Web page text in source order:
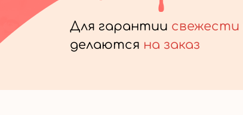
Для гарантии свежести
делаются на заказ